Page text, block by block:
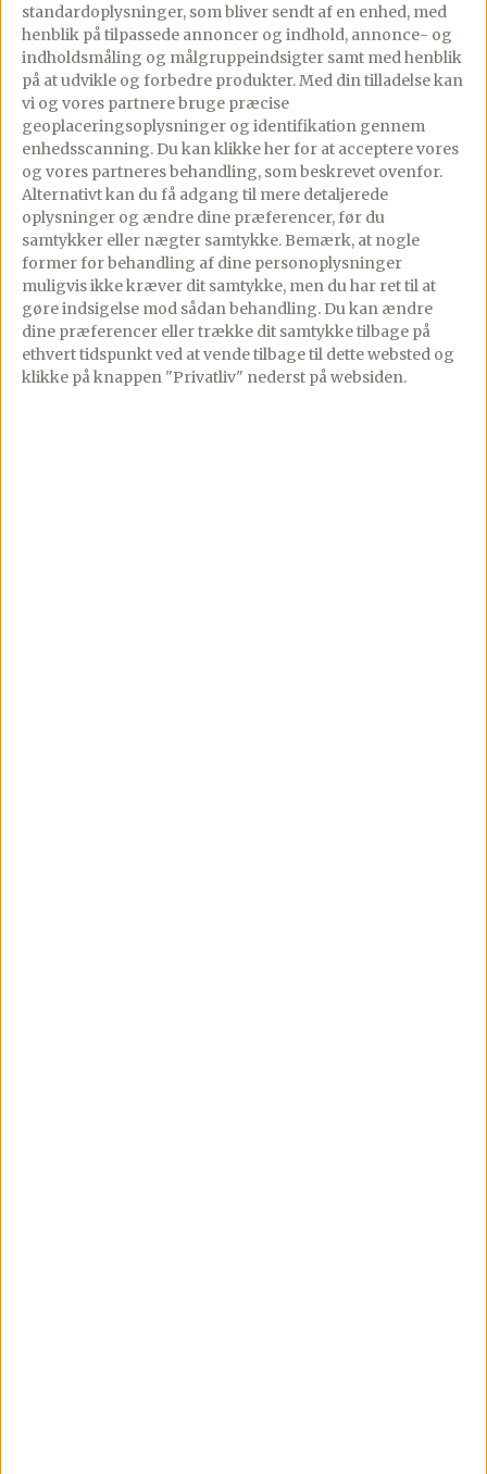
standardoplysninger, som bliver sendt af en enhed, med
henblik på tilpassede annoncer og indhold, annonce- og
indholdsmåling og målgruppeindsigter samt med henblik
på at udvikle og forbedre produkter.Med din tilladelse kan
vi og vores partnere bruge præcise
geoplaceringsoplysninger og identifikation gennem
enhedsscanning. Du kan klikke her for at acceptere vores
og vores partneres behandling, som beskrevet ovenfor.
Alternativt kan du få adgang til mere detaljerede
oplysninger og ændre dine præferencer, før du
samtykker eller nægter samtykke. Bemærk, at nogle
former for behandling af dine personoplysninger
muligvis ikke kræver dit samtykke, men du har ret til at
gøre indsigelse mod sådan behandling. Du kan ændre
dine præferencer eller trække dit samtykke tilbage på
ethvert tidspunkt ved at vende tilbage til dette websted og
klikke på knappen "Privatliv" nederst på websiden.
Annoncefri Alle opskrifter
Ugens madplan Smart indkøbsliste
Gem favoritter Hurtig søgning
Åbn appen
Premium fra 24,92 kr/md · Opsig når som helst
Virker på iPhone, iPad og Android
Se Premium funktioner →